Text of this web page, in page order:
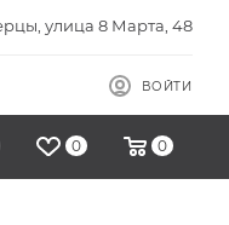
улица 8 Марта, 48
ВОЙТИ
0 0